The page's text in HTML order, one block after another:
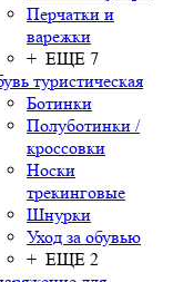
Перчатки и
варежки
+ ЕЩЕ 7
туристическая
Ботинки
Полуботинки /
кроссовки
Носки
трекинговые
Шнурки
Уход за обувью
+ ЕЩЕ 2